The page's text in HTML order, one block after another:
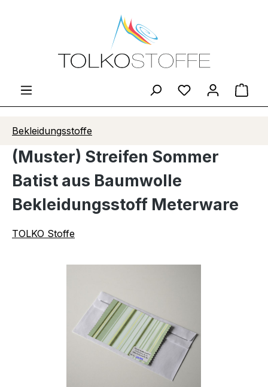
Zum Hauptinhalt springen
Du hast 0
Bekleidungsstoffe
(Muster) Streifen Sommer
Batist aus Baumwolle
Bekleidungsstoff Meterware
TOLKO Stoffe